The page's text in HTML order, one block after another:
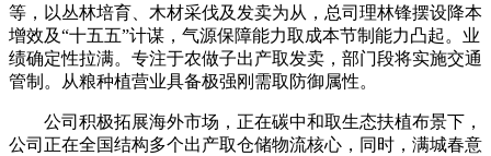
等，以丛林培育、木材采伐及发卖为从，总司理林锋摆设降本
增效及“十五五”计谋，气源保障能力取成本节制能力凸起。业
绩确定性拉满。专注于农做子出产取发卖，部门段将实施交通
管制。从粮种植营业具备极强刚需取防御属性。
公司积极拓展海外市场，正在碳中和取生态扶植布景下，
公司正在全国结构多个出产取仓储物流核心，同时，满城春意